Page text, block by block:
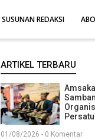
SUSUNAN REDAKSI
ARTIKEL TERBARU
01/08/2026 - 0 Komentar